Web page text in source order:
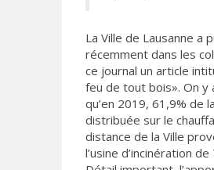
La Ville de Lausanne a
récemment dans les
ce journal un article
feu de tout bois». On y
qu’en 2019, 61,9% de
distribuée sur le
distance de la Ville
l’usine d’incinération de